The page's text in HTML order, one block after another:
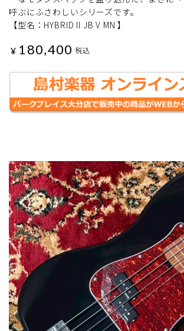
呼ぶにふさわしいシリーズです。
【型名：HYBRID II JB V MN 】
¥ 180,400 税込